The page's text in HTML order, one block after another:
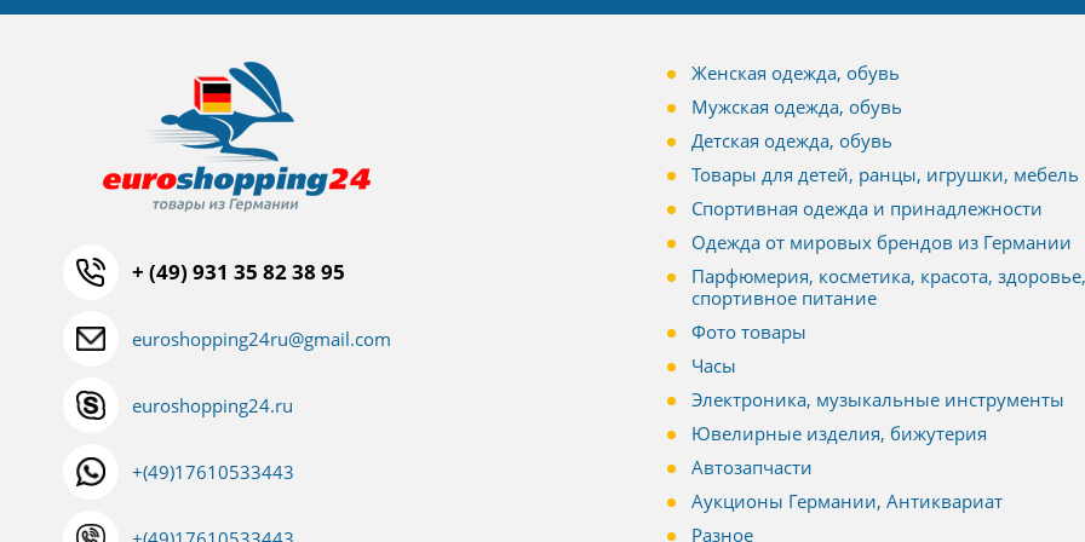
+ (49) 931 35 82 38 95
euroshopping24ru@gmail.com
euroshopping24.ru
+(49)17610533443
Женская одежда, обувь
Мужская одежда, обувь
Детская одежда, обувь
Товары для детей, ранцы, игрушки, мебель
Спортивная одежда и принадлежности
Одежда от мировых брендов из Германии
Парфюмерия, косметика, красота, здоровье,
спортивное питание
Фото товары
Часы
Электроника, музыкальные инструменты
Ювелирные изделия, бижутерия
Автозапчасти
Аукционы Германии, Антиквариат
Разное